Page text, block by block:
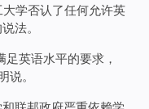
学否认了任何允许英
法。
英语水平的要求，
。